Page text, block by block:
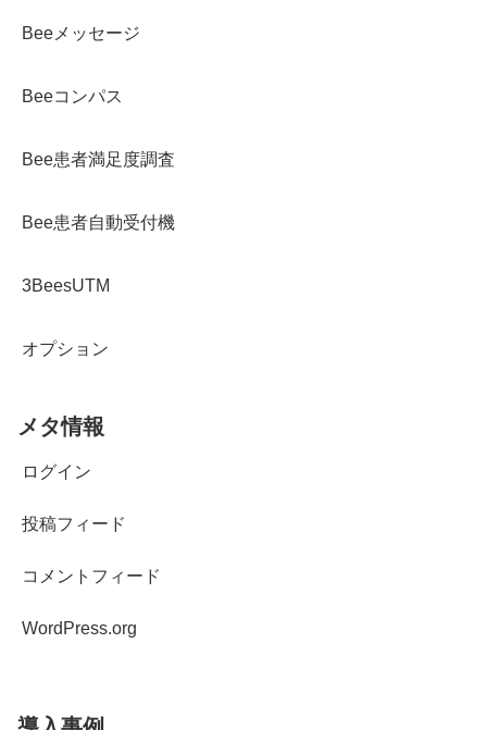
Beeメッセージ
Beeコンパス
Bee患者満足度調査
Bee患者自動受付機
3BeesUTM
オプション
メタ情報
ログイン
投稿フィード
コメントフィード
WordPress.org